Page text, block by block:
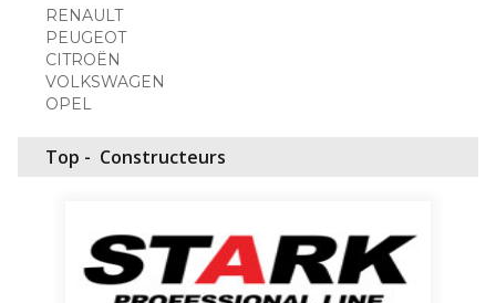
RENAULT
PEUGEOT
CITROËN
VOLKSWAGEN
OPEL
Top - Constructeurs